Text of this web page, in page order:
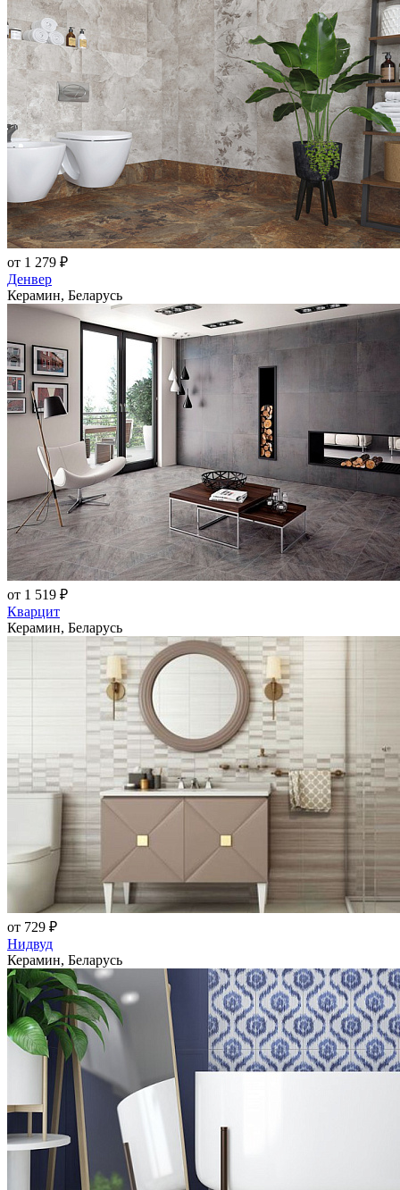
от 1 279 ₽
Денвер
Керамин, Беларусь
от 1 519 ₽
Кварцит
Керамин, Беларусь
от 729 ₽
Нидвуд
Керамин, Беларусь